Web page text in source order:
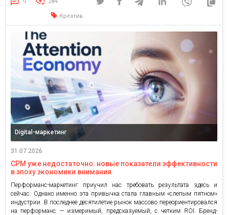
Креатив
Digital-маркетинг
31.07.2026
CPM уже недостаточно: новые показатели эффективности
в эпоху экономики внимания
Перформанс-маркетинг приучил нас требовать результата здесь и
сейчас. Однако именно эта привычка стала главным «слепым пятном»
индустрии. В последнее десятилетие рынок массово переориентировался
на перформанс — измеримый, предсказуемый, с четким ROI. Бренд-